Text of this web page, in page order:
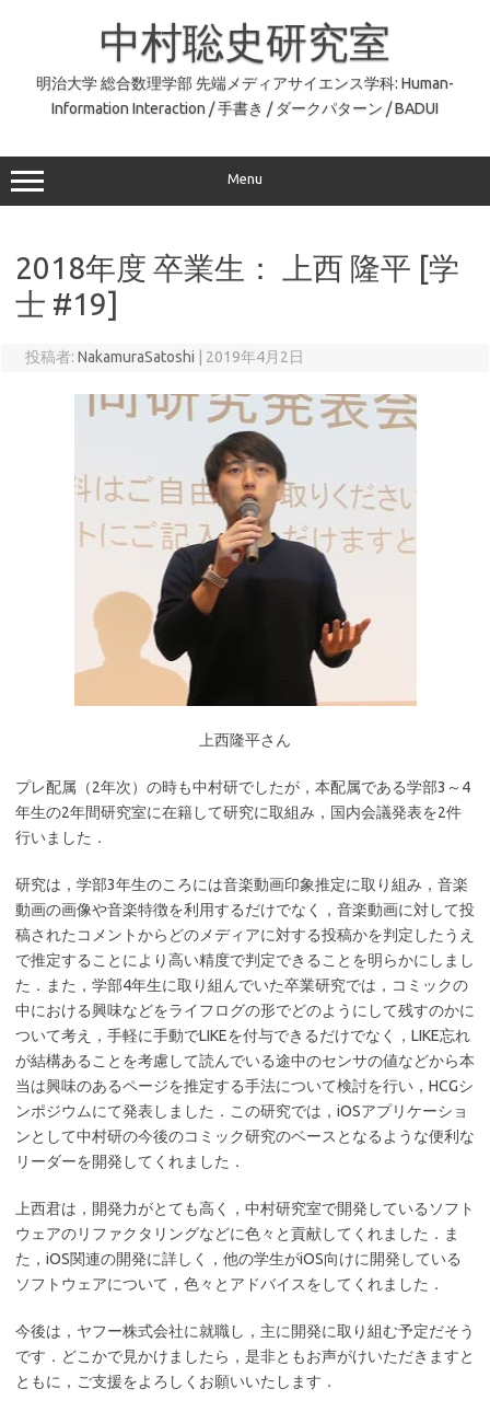
中村聡史研究室
明治大学 総合数理学部 先端メディアサイエンス学科: Human-
Information Interaction / 手書き / ダークパターン / BADUI
Menu
2018年度 卒業生： 上西 隆平 [学
士 #19]
投稿者: NakamuraSatoshi 2019年4月2日
上西隆平さん
プレ配属（2年次）の時も中村研でしたが，本配属である学部3～4
年生の2年間研究室に在籍して研究に取組み，国内会議発表を2件
行いました．
研究は，学部3年生のころには音楽動画印象推定に取り組み，音楽
動画の画像や音楽特徴を利用するだけでなく，音楽動画に対して投
稿されたコメントからどのメディアに対する投稿かを判定したうえ
で推定することにより高い精度で判定できることを明らかにしまし
た．また，学部4年生に取り組んでいた卒業研究では，コミックの
中における興味などをライフログの形でどのようにして残すのかに
ついて考え，手軽に手動でLIKEを付与できるだけでなく，LIKE忘れ
が結構あることを考慮して読んでいる途中のセンサの値などから本
当は興味のあるページを推定する手法について検討を行い，HCGシ
ンポジウムにて発表しました．この研究では，iOSアプリケーショ
ンとして中村研の今後のコミック研究のベースとなるような便利な
リーダーを開発してくれました．
上西君は，開発力がとても高く，中村研究室で開発しているソフト
ウェアのリファクタリングなどに色々と貢献してくれました．ま
た，iOS関連の開発に詳しく，他の学生がiOS向けに開発している
ソフトウェアについて，色々とアドバイスをしてくれました．
今後は，ヤフー株式会社に就職し，主に開発に取り組む予定だそう
です．どこかで見かけましたら，是非ともお声がけいただきますと
ともに，ご支援をよろしくお願いいたします．